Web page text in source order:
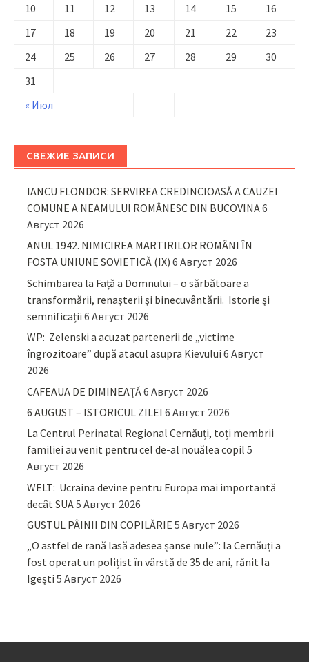
« Июл
10
11 12 13 14 15
16
17
18 19 20 21 22
23
24
25 26 27 28 29
30
31
СВЕЖИЕ ЗАПИСИ
IANCU FLONDOR: SERVIREA CREDINCIOASĂ A CAUZEI
COMUNE A NEAMULUI ROMÂNESC DIN BUCOVINA6
Август 2026
ANUL 1942. NIMICIREA MARTIRILOR ROMÂNI ÎN
FOSTA UNIUNE SOVIETICĂ (IX) 6 Август 2026
Schimbarea la Față a Domnului – o sărbătoare a
transformării, renașterii și binecuvântării. Istorie și
semnificații 6 Август 2026
WP: Zelenski a acuzat partenerii de „victime
îngrozitoare” după atacul asupra Kievului 6 Август
2026
CAFEAUA DE DIMINEAȚĂ6 Август 2026
6 AUGUST – ISTORICUL ZILEI 6 Август 2026
La Centrul Perinatal Regional Cernăuți, toți membrii
familiei au venit pentru cel de-al nouălea copil 5
Август 2026
WELT: Ucraina devine pentru Europa mai importantă
decât SUA5 Август 2026
GUSTUL PÂINII DIN COPILĂRIE 5 Август 2026
„O astfel de rană lasă adesea șanse nule”: la Cernăuți a
fost operat un polițist în vârstă de 35 de ani, rănit la
Igești 5 Август 2026